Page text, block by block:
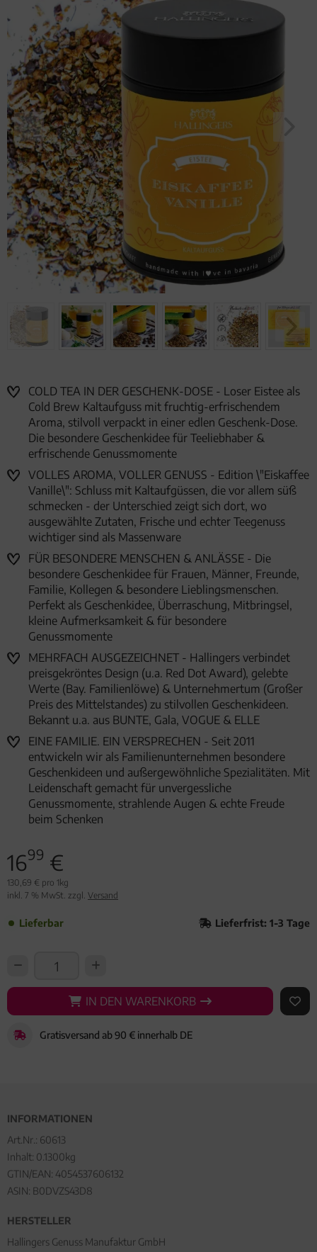
COLD TEA IN DER GESCHENK-DOSE - Loser Eistee als
Cold Brew Kaltaufguss mit fruchtig-erfrischendem
Aroma, stilvoll verpackt in einer edlen Geschenk-Dose.
Die besondere Geschenkidee für Teeliebhaber &
erfrischende Genussmomente
VOLLES AROMA, VOLLER GENUSS - Edition \"Eiskaffee
Vanille\": Schluss mit Kaltaufgüssen, die vor allem süß
schmecken - der Unterschied zeigt sich dort, wo
ausgewählte Zutaten, Frische und echter Teegenuss
wichtiger sind als Massenware
FÜR BESONDERE MENSCHEN & ANLÄSSE - Die
besondere Geschenkidee für Frauen, Männer, Freunde,
Familie, Kollegen & besondere Lieblingsmenschen.
Perfekt als Geschenkidee, Überraschung, Mitbringsel,
kleine Aufmerksamkeit & für besondere
Genussmomente
MEHRFACH AUSGEZEICHNET - Hallingers verbindet
preisgekröntes Design (u.a. Red Dot Award), gelebte
Werte (Bay. Familienlöwe) & Unternehmertum (Großer
Preis des Mittelstandes) zu stilvollen Geschenkideen.
Bekannt u.a. aus BUNTE, Gala, VOGUE & ELLE
EINE FAMILIE. EIN VERSPRECHEN - Seit 2011
entwickeln wir als Familienunternehmen besondere
Geschenkideen und außergewöhnliche Spezialitäten. Mit
Leidenschaft gemacht für unvergessliche
Genussmomente, strahlende Augen & echte Freude
beim Schenken
1699 €
130,69 € pro 1kg
inkl. 7 % MwSt. zzgl. Versand
Lieferbar Lieferfrist: 1-3 Tage
IN DEN WARENKORB
IN DEN WARENKORB AUF
Gratisversand ab 90 € innerhalb DE
INFORMATIONEN
Art.Nr.: 60613
Inhalt: 0.1300kg
GTIN/EAN: 4054537606132
ASIN: B0DVZS43D8
HERSTELLER
Hallingers Genuss Manufaktur GmbH
Geburtstag
Bayern